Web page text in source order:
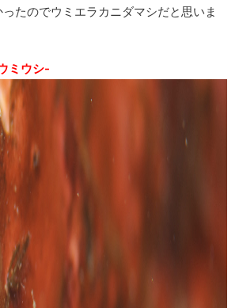
たのでウミエラカニダマシだと思いま
ミウシ-